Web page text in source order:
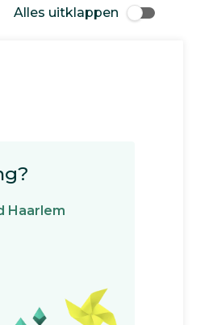
Alles uitklappen
Haarlem